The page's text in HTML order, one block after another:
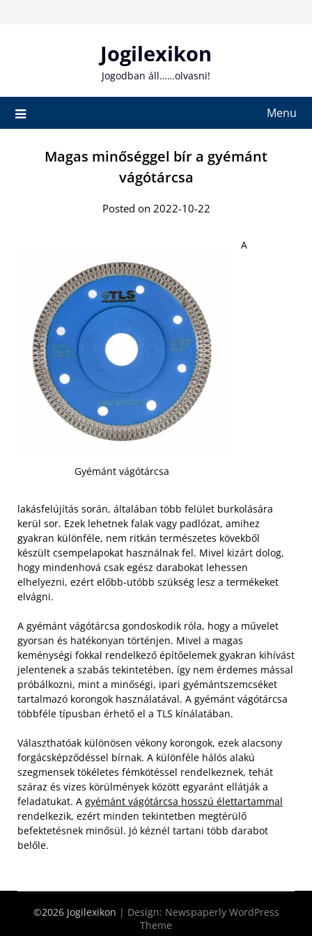
Jogilexikon
Jogodban áll……olvasni!
Menu
Magas minőséggel bír a gyémánt
vágótárcsa
Posted on 2022-10-22
Gyémánt vágótárcsa
A
lakásfelújítás során, általában több felület burkolására
kerül sor. Ezek lehetnek falak vagy padlózat, amihez
gyakran különféle, nem ritkán természetes kövekből
készült csempelapokat használnak fel. Mivel kizárt dolog,
hogy mindenhová csak egész darabokat lehessen
elhelyezni, ezért előbb-utóbb szükség lesz a termékeket
elvágni.
A gyémánt vágótárcsa gondoskodik róla, hogy a művelet
gyorsan és hatékonyan történjen. Mivel a magas
keménységi fokkal rendelkező építőelemek gyakran kihívást
jelentenek a szabás tekintetében, így nem érdemes mással
próbálkozni, mint a minőségi, ipari gyémántszemcséket
tartalmazó korongok használatával. A gyémánt vágótárcsa
többféle típusban érhető el a TLS kínálatában.
Választhatóak különösen vékony korongok, ezek alacsony
forgácsképződéssel bírnak. A különféle hálós alakú
szegmensek tökéletes fémkötéssel rendelkeznek, tehát
száraz és vizes körülmények között egyaránt ellátják a
feladatukat. A gyémánt vágótárcsa hosszú élettartammal
rendelkezik, ezért minden tekintetben megtérülő
befektetésnek minősül. Jó kéznél tartani több darabot
belőle.
©2026 Jogilexikon | Design: Newspaperly WordPress
Theme